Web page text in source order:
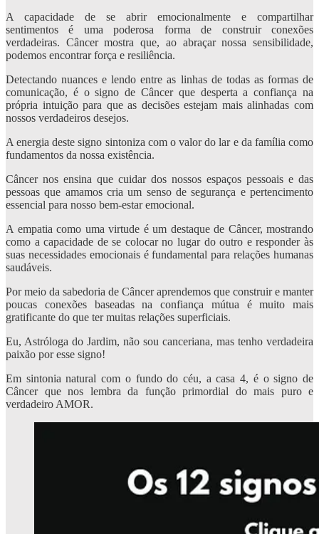
A capacidade de se abrir emocionalmente e compartilhar
sentimentos é uma poderosa forma de construir conexões
verdadeiras. Câncer mostra que, ao abraçar nossa sensibilidade,
podemos encontrar força e resiliência.
Detectando nuances e lendo entre as linhas de todas as formas de
comunicação, é o signo de Câncer que desperta a confiança na
própria intuição para que as decisões estejam mais alinhadas com
nossos verdadeiros desejos.
A energia deste signo sintoniza com o valor do lar e da família como
fundamentos da nossa existência.
Câncer nos ensina que cuidar dos nossos espaços pessoais e das
pessoas que amamos cria um senso de segurança e pertencimento
essencial para nosso bem-estar emocional.
A empatia como uma virtude é um destaque de Câncer, mostrando
como a capacidade de se colocar no lugar do outro e responder às
suas necessidades emocionais é fundamental para relações humanas
saudáveis.
Por meio da sabedoria de Câncer aprendemos que construir e manter
poucas conexões baseadas na confiança mútua é muito mais
gratificante do que ter muitas relações superficiais.
Eu, Astróloga do Jardim, não sou canceriana, mas tenho verdadeira
paixão por esse signo!
Em sintonia natural com o fundo do céu, a casa 4, é o signo de
Câncer que nos lembra da função primordial do mais puro e
verdadeiro AMOR.